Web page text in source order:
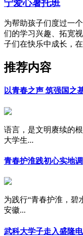
宁爱心暑托班
为帮助孩子们度过一
们的学习兴趣、拓宽
子们在快乐中成长，
推荐内容
以青春之声 筑强国之
语言，是文明赓续的
大学生...
青春护淮践初心实地
为践行“青春护淮，碧
安徽...
武科大学子走入盛隆